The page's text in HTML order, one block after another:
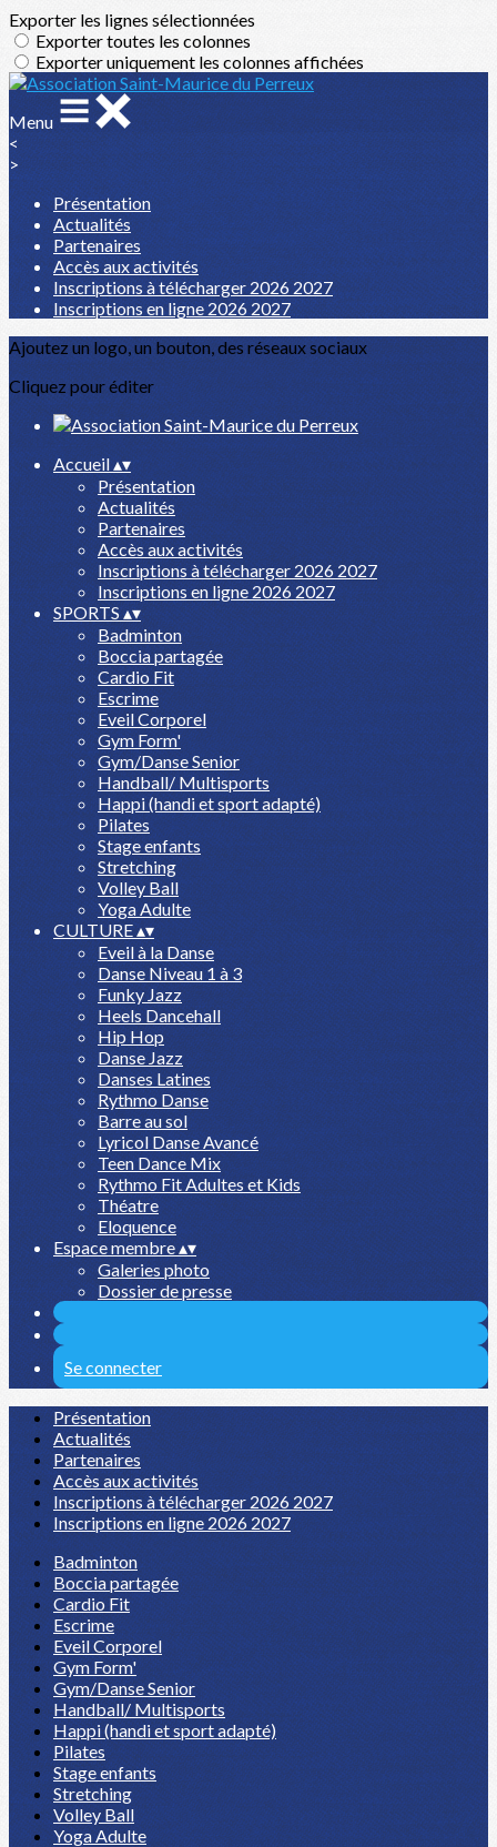
Exporter les lignes sélectionnées
Exporter toutes les colonnes
Exporter uniquement les colonnes affichées
Menu
<
>
Présentation
Actualités
Partenaires
Accès aux activités
Inscriptions à télécharger 2026 2027
Inscriptions en ligne 2026 2027
Ajoutez un logo, un bouton, des réseaux sociaux
Cliquez pour éditer
Accueil▴▾
Présentation
Actualités
Partenaires
Accès aux activités
Inscriptions à télécharger 2026 2027
Inscriptions en ligne 2026 2027
SPORTS▴▾
Badminton
Boccia partagée
Cardio Fit
Escrime
Eveil Corporel
Gym Form'
Gym/Danse Senior
Handball/ Multisports
Happi (handi et sport adapté)
Pilates
Stage enfants
Stretching
Volley Ball
Yoga Adulte
CULTURE▴▾
Eveil à la Danse
Danse Niveau 1 à 3
Funky Jazz
Heels Dancehall
Hip Hop
Danse Jazz
Danses Latines
Rythmo Danse
Barre au sol
Lyricol Danse Avancé
Teen Dance Mix
Rythmo Fit Adultes et Kids
Théatre
Eloquence
Espace membre▴▾
Galeries photo
Dossier de presse
Se connecter
Présentation
Actualités
Partenaires
Accès aux activités
Inscriptions à télécharger 2026 2027
Inscriptions en ligne 2026 2027
Badminton
Boccia partagée
Cardio Fit
Escrime
Eveil Corporel
Gym Form'
Gym/Danse Senior
Handball/ Multisports
Happi (handi et sport adapté)
Pilates
Stage enfants
Stretching
Volley Ball
Yoga Adulte